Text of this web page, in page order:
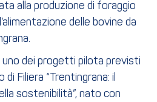
alla produzione di foraggio
delle bovine da
uno dei progetti pilota previsti
Filiera “Trentingrana: il
sostenibilità”, nato con